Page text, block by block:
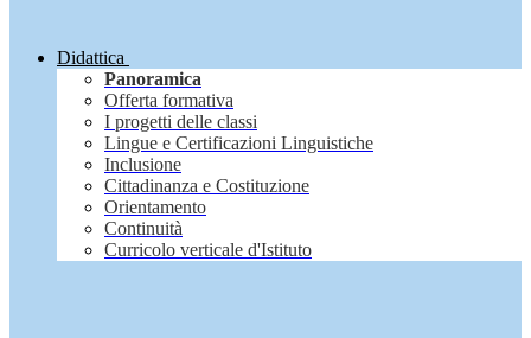
Didattica
Panoramica
Offerta formativa
I progetti delle classi
Lingue e Certificazioni Linguistiche
Inclusione
Cittadinanza e Costituzione
Orientamento
Continuità
Curricolo verticale d'Istituto